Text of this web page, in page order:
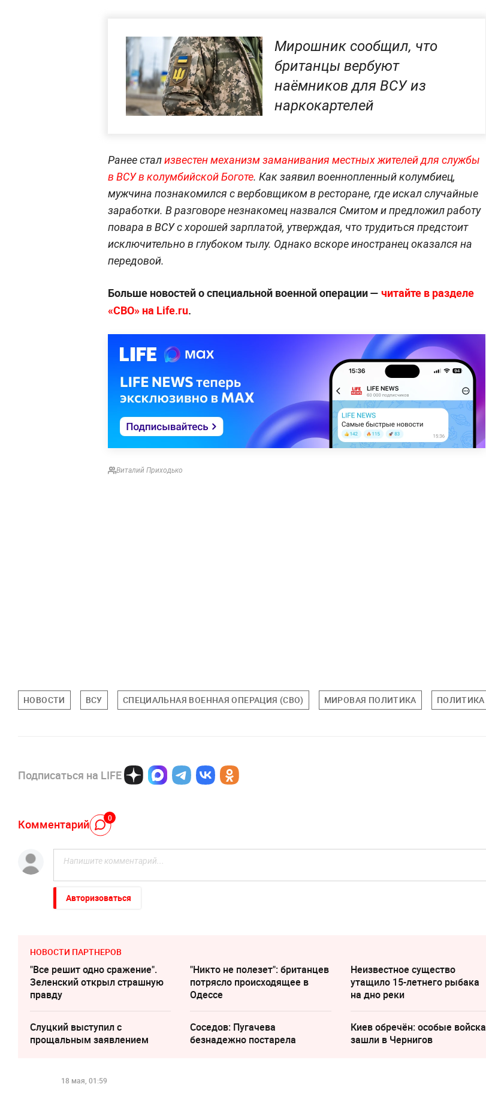
Мирошник сообщил, что
британцы вербуют
наёмников для ВСУ из
наркокартелей
Ранее стализвестен механизм заманивания местных жителей для службы
в ВСУ в колумбийской Боготе. Как заявил военнопленный колумбиец,
мужчина познакомился с вербовщиком в ресторане, где искал случайные
заработки. В разговоре незнакомец назвался Смитом и предложил работу
повара в ВСУ с хорошей зарплатой, утверждая, что трудиться предстоит
исключительно в глубоком тылу. Однако вскоре иностранец оказался на
передовой.
Больше новостей о специальной военной операции — читайте в разделе
«СВО» на Life.ru.
Виталий Приходько
НОВОСТИ ВСУ СПЕЦИАЛЬНАЯ ВОЕННАЯ ОПЕРАЦИЯ (СВО) МИРОВАЯ ПОЛИТИКА ПОЛИТИКА
Подписаться на LIFE
Комментарий 0
Авторизоваться
НОВОСТИ ПАРТНЕРОВ
"Все решит одно сражение".
Зеленский открыл страшную
правду
"Никто не полезет": британцев
потрясло происходящее в
Одессе
Неизвестное существо
утащило 15-летнего рыбака
на дно реки
Слуцкий выступил с
прощальным заявлением
Соседов: Пугачева
безнадежно постарела
Киев обречён: особые войска
зашли в Чернигов
18 мая, 01:59